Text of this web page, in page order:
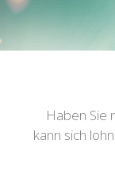
Haben Sie
kann sich